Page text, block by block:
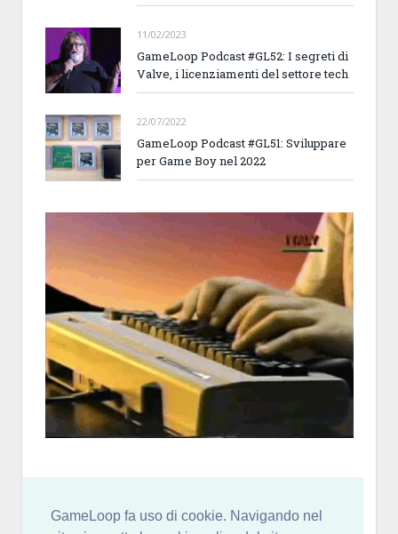
GameLoop fa uso di cookie. Navigando nel
11/02/2023
GameLoop Podcast #GL52: I segreti di
Valve, i licenziamenti del settore tech
22/07/2022
GameLoop Podcast #GL51: Sviluppare
per Game Boy nel 2022